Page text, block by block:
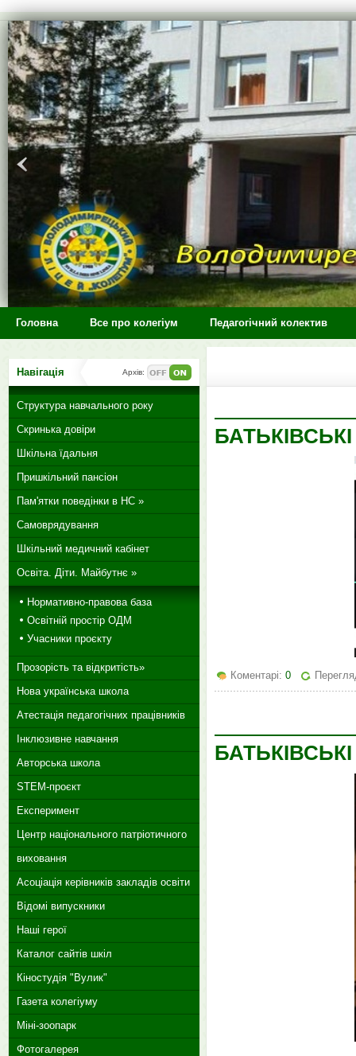
>
Головна Все про колегіум Педагогічний колектив
Коментарі: 0
Навігація Архів:
Структура навчального року
Скринька довіри
Шкільна їдальня
Пришкільний пансіон
Пам'ятки поведінки в НС »
Самоврядування
Шкільний медичний кабінет
Освіта. Діти. Майбутнє »
Нормативно-правова база
Освітній простір ОДМ
Учасники проєкту
Прозорість та відкритість»
Нова українська школа
Атестація педагогічних працівників
Інклюзивне навчання
Авторська школа
STEM-проєкт
Експеримент
Центр національного патріотичного
виховання
Асоціація керівників закладів освіти
Відомі випускники
Наші герої
Каталог сайтів шкіл
Кіностудія "Вулик"
Газета колегіуму
Міні-зоопарк
Фотогалерея